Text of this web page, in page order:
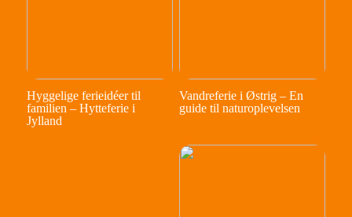
Hyggelige ferieidéer til
familien – Hytteferie i
Jylland
Vandreferie i Østrig – En
guide til naturoplevelsen